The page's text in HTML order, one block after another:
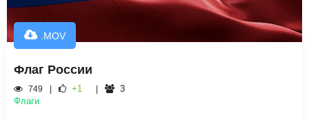
.MOV
Флаг России
749 +1
3
Флаги